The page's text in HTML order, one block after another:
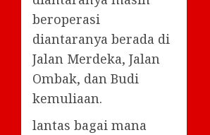
beroperasi
diantaranya berada di
Jalan Merdeka, Jalan
Ombak, dan Budi
kemuliaan.
lantas bagai mana